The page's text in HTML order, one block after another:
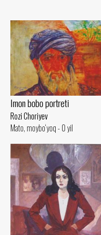
Imon bobo portreti
Rozi Choriyev
Mato, moybo‘yoq - 0 yil